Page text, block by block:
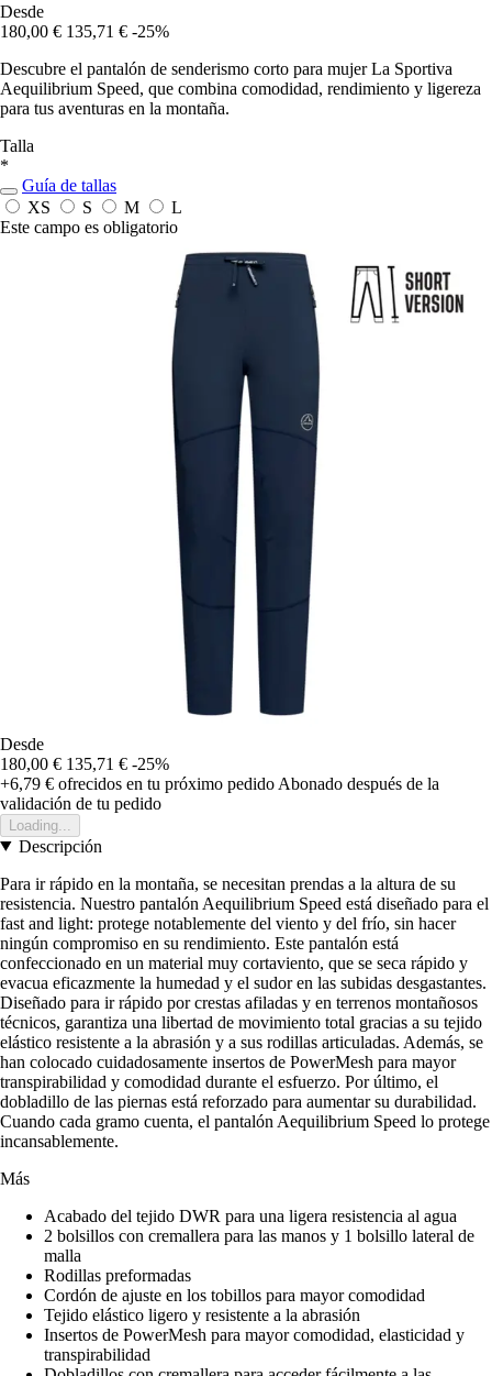
Desde
180,00 € 135,71 € -25%
Descubre el pantalón de senderismo corto para mujer La Sportiva
Aequilibrium Speed, que combina comodidad, rendimiento y ligereza
para tus aventuras en la montaña.
Talla
*
Guía de tallas
XS
S M
L
Este campo es obligatorio
Desde
180,00 € 135,71 € -25%
+6,79 € ofrecidos en tu próximo pedido Abonado después de la
validación de tu pedido
Loading...
Descripción
Para ir rápido en la montaña, se necesitan prendas a la altura de su
resistencia. Nuestro pantalón Aequilibrium Speed está diseñado para el
fast and light: protege notablemente del viento y del frío, sin hacer
ningún compromiso en su rendimiento. Este pantalón está
confeccionado en un material muy cortaviento, que se seca rápido y
evacua eficazmente la humedad y el sudor en las subidas desgastantes.
Diseñado para ir rápido por crestas afiladas y en terrenos montañosos
técnicos, garantiza una libertad de movimiento total gracias a su tejido
elástico resistente a la abrasión y a sus rodillas articuladas. Además, se
han colocado cuidadosamente insertos de PowerMesh para mayor
transpirabilidad y comodidad durante el esfuerzo. Por último, el
dobladillo de las piernas está reforzado para aumentar su durabilidad.
Cuando cada gramo cuenta, el pantalón Aequilibrium Speed lo protege
incansablemente.
Más
Acabado del tejido DWR para una ligera resistencia al agua
2 bolsillos con cremallera para las manos y 1 bolsillo lateral de
malla
Rodillas preformadas
Cordón de ajuste en los tobillos para mayor comodidad
Tejido elástico ligero y resistente a la abrasión
Insertos de PowerMesh para mayor comodidad, elasticidad y
transpirabilidad